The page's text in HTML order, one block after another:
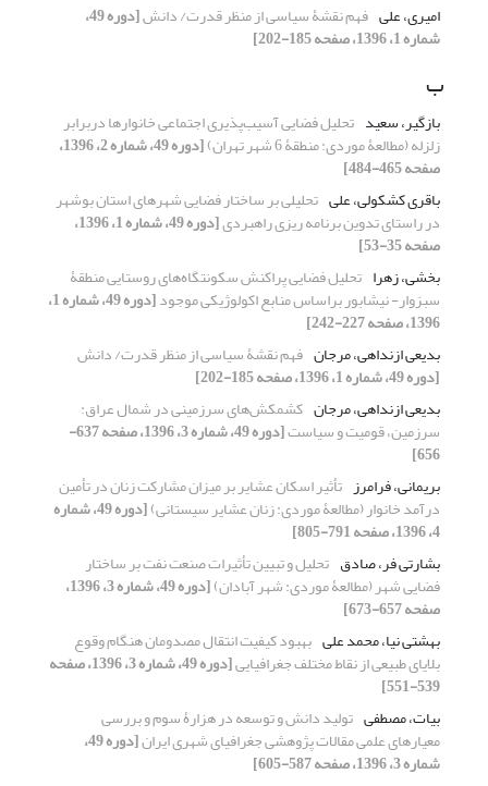
امیری، علی فهم نقشۀ سیاسی از منظر قدرت/ دانش [دوره 49،
شماره 1، 1396، صفحه 185-202]
ب
بازگیر، سعید تحلیل فضایی آسیب‌پذیری اجتماعی خانوارها دربرابر
زلزله (مطالعۀ موردی: منطقۀ 6 شهر تهران) [دوره 49، شماره 2، 1396،
صفحه 465-484]
باقری کشکولی، علی تحلیلی بر ساختار فضایی شهرهای استان بوشهر
در راستای تدوین برنامه ریزی راهبردی [دوره 49، شماره 1، 1396،
صفحه 35-53]
بخشی، زهرا تحلیل فضایی پراکنش سکونتگاه‌های روستایی منطقۀ
سبزوار- نیشابور براساس منابع اکولوژیکی موجود [دوره 49، شماره 1،
1396، صفحه 227-242]
بدیعی ازنداهی، مرجان فهم نقشۀ سیاسی از منظر قدرت/ دانش
[دوره 49، شماره 1، 1396، صفحه 185-202]
بدیعی ازنداهی، مرجان کشمکش‌های سرزمینی در شمال عراق:
سرزمین، قومیت و سیاست [دوره 49، شماره 3، 1396، صفحه 637-
656]
بریمانی، فرامرز تأثیر اسکان عشایر بر میزان مشارکت زنان در تأمین
درآمد خانوار (مطالعۀ موردی: زنان عشایر سیستانی) [دوره 49، شماره
4، 1396، صفحه 791-805]
بشارتی فر، صادق تحلیل و تبیین تأثیرات صنعت نفت بر ساختار
فضایی شهر (مطالعۀ موردی: شهر آبادان) [دوره 49، شماره 3، 1396،
صفحه 657-673]
بهشتی نیا، محمد علی بهبود کیفیت انتقال مصدومان هنگام وقوع
بلایای طبیعی از نقاط مختلف جغرافیایی [دوره 49، شماره 3، 1396، صفحه
539-551]
بیات، مصطفی تولید دانش و توسعه در هزارۀ سوم و بررسی
معیارهای علمی مقالات پژوهشی جغرافیای شهری ایران [دوره 49،
شماره 3، 1396، صفحه 587-605]